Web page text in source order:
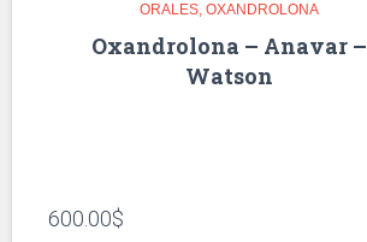
ORALES OXANDROLONA
Oxandrolona – Anavar –
Watson
600.00$